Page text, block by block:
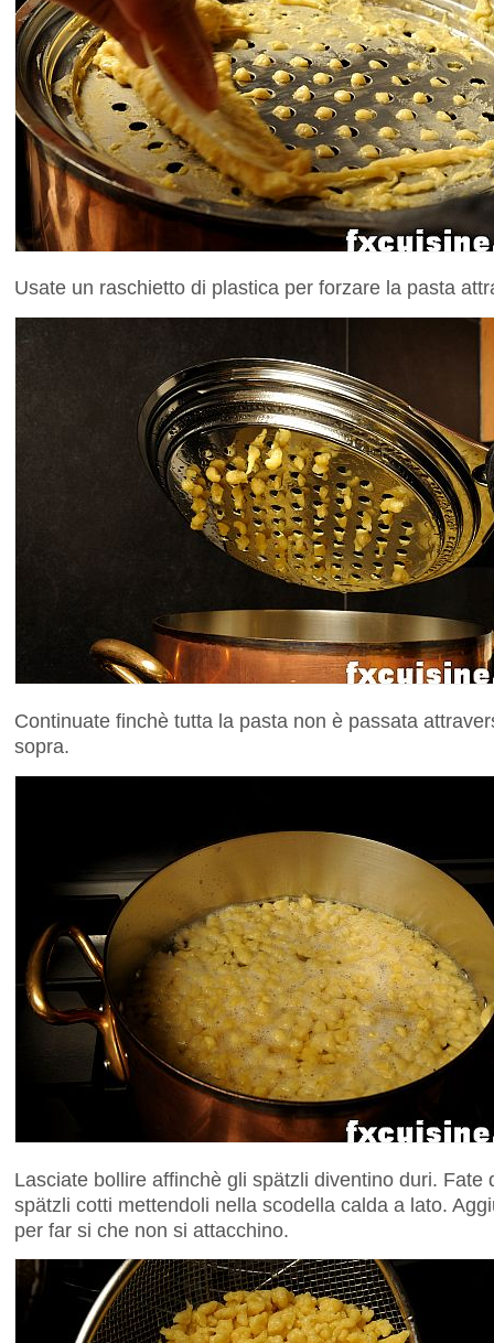
Usate un raschietto di plastica per forzare la pasta
Continuate finchè tutta la pasta non è passata
sopra.
Lasciate bollire affinchè gli spätzli diventino duri. Fate
spätzli cotti mettendoli nella scodella calda a lato.
per far si che non si attacchino.